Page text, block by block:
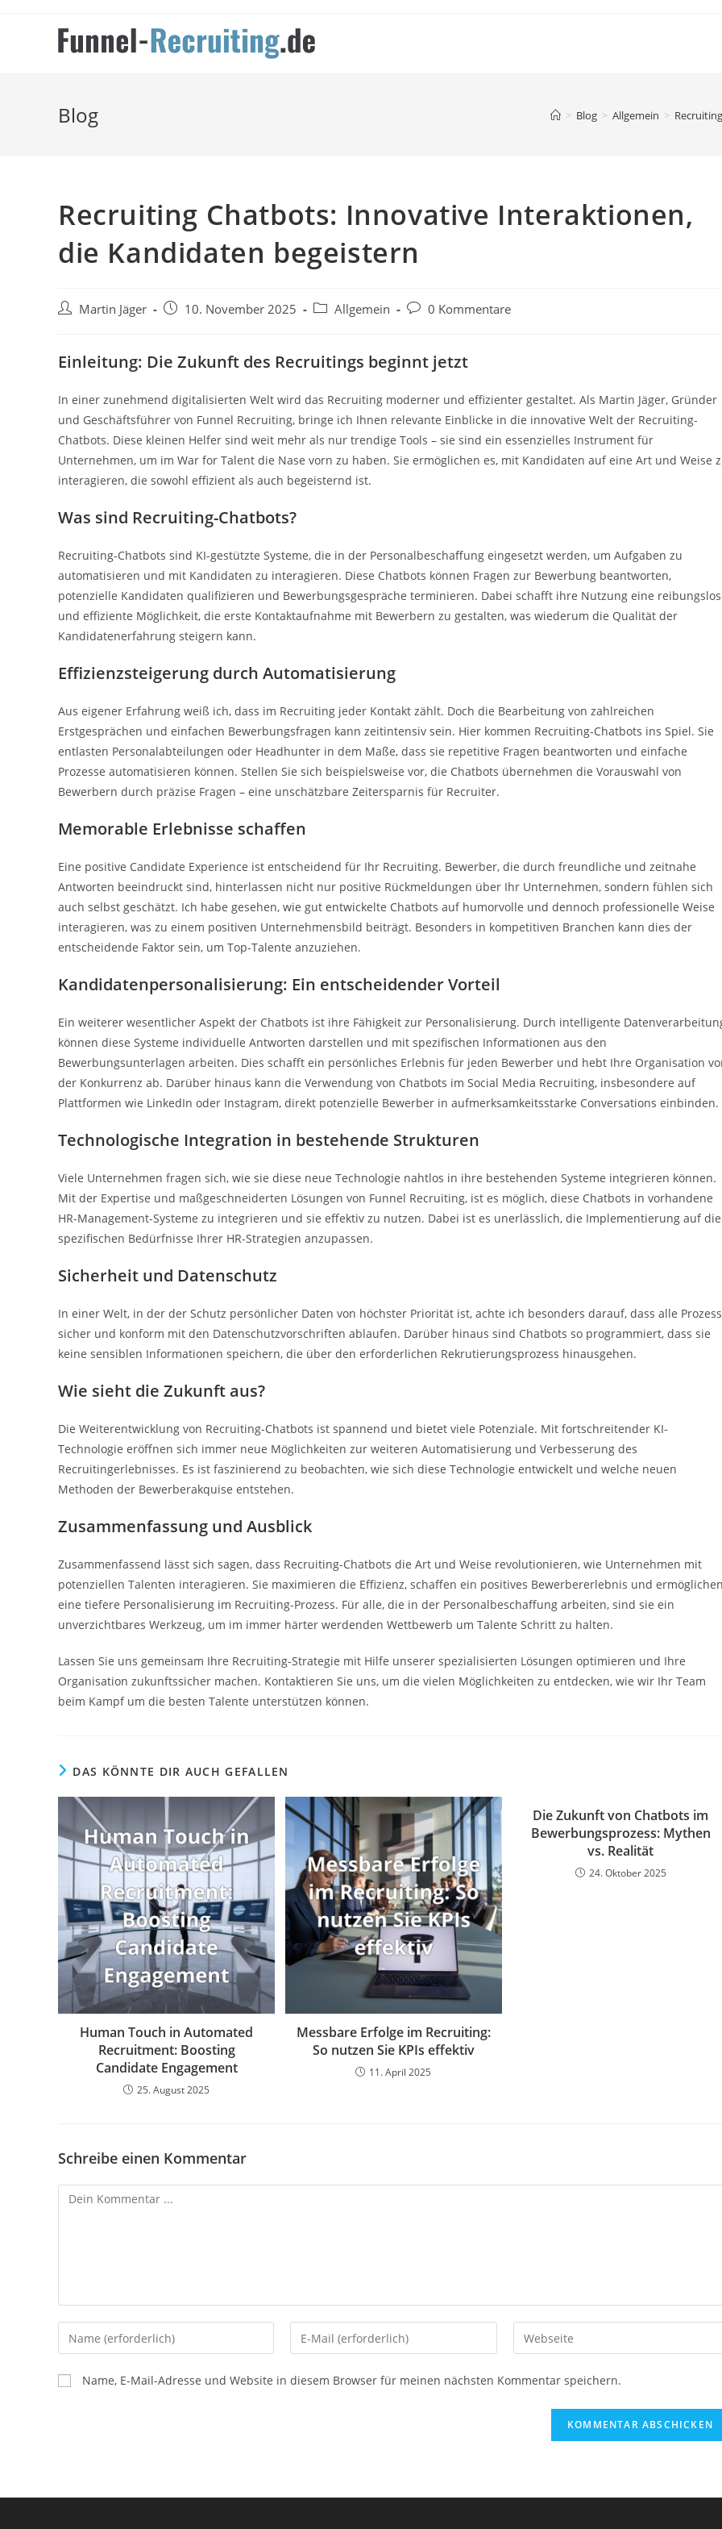
Blog > Blog > Allgemein >
Recruiting Chatbots: Innovative Interaktionen,
die Kandidaten begeistern
Beitrags-
Martin Jäger
Beitrag10. November 2025
Beitrags-
Allgemein
Beitrags-
0 Kommentare
Einleitung: Die Zukunft des Recruitings beginnt jetzt
In einer zunehmend digitalisierten Welt wird das Recruiting moderner und effizienter gestaltet. Als Martin Jäger, Gründer
und Geschäftsführer von Funnel Recruiting, bringe ich Ihnen relevante Einblicke in die innovative Welt der Recruiting-
Chatbots. Diese kleinen Helfer sind weit mehr als nur trendige Tools – sie sind ein essenzielles Instrument für
Unternehmen, um im War for Talent die Nase vorn zu haben. Sie ermöglichen es, mit Kandidaten auf eine Art und Weise
interagieren, die sowohl effizient als auch begeisternd ist.
Was sind Recruiting-Chatbots?
Recruiting-Chatbots sind KI-gestützte Systeme, die in der Personalbeschaffung eingesetzt werden, um Aufgaben zu
automatisieren und mit Kandidaten zu interagieren. Diese Chatbots können Fragen zur Bewerbung beantworten,
potenzielle Kandidaten qualifizieren und Bewerbungsgespräche terminieren. Dabei schafft ihre Nutzung eine
und effiziente Möglichkeit, die erste Kontaktaufnahme mit Bewerbern zu gestalten, was wiederum die Qualität der
Kandidatenerfahrung steigern kann.
Effizienzsteigerung durch Automatisierung
Aus eigener Erfahrung weiß ich, dass im Recruiting jeder Kontakt zählt. Doch die Bearbeitung von zahlreichen
Erstgesprächen und einfachen Bewerbungsfragen kann zeitintensiv sein. Hier kommen Recruiting-Chatbots ins Spiel. Sie
entlasten Personalabteilungen oder Headhunter in dem Maße, dass sie repetitive Fragen beantworten und einfache
Prozesse automatisieren können. Stellen Sie sich beispielsweise vor, die Chatbots übernehmen die Vorauswahl von
Bewerbern durch präzise Fragen – eine unschätzbare Zeitersparnis für Recruiter.
Memorable Erlebnisse schaffen
Eine positive Candidate Experience ist entscheidend für Ihr Recruiting. Bewerber, die durch freundliche und zeitnahe
Antworten beeindruckt sind, hinterlassen nicht nur positive Rückmeldungen über Ihr Unternehmen, sondern fühlen sich
auch selbst geschätzt. Ich habe gesehen, wie gut entwickelte Chatbots auf humorvolle und dennoch professionelle Weise
interagieren, was zu einem positiven Unternehmensbild beiträgt. Besonders in kompetitiven Branchen kann dies der
entscheidende Faktor sein, um Top-Talente anzuziehen.
Kandidatenpersonalisierung: Ein entscheidender Vorteil
Ein weiterer wesentlicher Aspekt der Chatbots ist ihre Fähigkeit zur Personalisierung. Durch intelligente
können diese Systeme individuelle Antworten darstellen und mit spezifischen Informationen aus den
Bewerbungsunterlagen arbeiten. Dies schafft ein persönliches Erlebnis für jeden Bewerber und hebt Ihre Organisation
der Konkurrenz ab. Darüber hinaus kann die Verwendung von Chatbots im Social Media Recruiting, insbesondere auf
Plattformen wie LinkedIn oder Instagram, direkt potenzielle Bewerber in aufmerksamkeitsstarke Conversations einbinden.
Technologische Integration in bestehende Strukturen
Viele Unternehmen fragen sich, wie sie diese neue Technologie nahtlos in ihre bestehenden Systeme integrieren können.
Mit der Expertise und maßgeschneiderten Lösungen von Funnel Recruiting, ist es möglich, diese Chatbots in vorhandene
HR-Management-Systeme zu integrieren und sie effektiv zu nutzen. Dabei ist es unerlässlich, die Implementierung auf die
spezifischen Bedürfnisse Ihrer HR-Strategien anzupassen.
Sicherheit und Datenschutz
In einer Welt, in der der Schutz persönlicher Daten von höchster Priorität ist, achte ich besonders darauf, dass alle
sicher und konform mit den Datenschutzvorschriften ablaufen. Darüber hinaus sind Chatbots so programmiert, dass sie
keine sensiblen Informationen speichern, die über den erforderlichen Rekrutierungsprozess hinausgehen.
Wie sieht die Zukunft aus?
Die Weiterentwicklung von Recruiting-Chatbots ist spannend und bietet viele Potenziale. Mit fortschreitender KI-
Technologie eröffnen sich immer neue Möglichkeiten zur weiteren Automatisierung und Verbesserung des
Recruitingerlebnisses. Es ist faszinierend zu beobachten, wie sich diese Technologie entwickelt und welche neuen
Methoden der Bewerberakquise entstehen.
Zusammenfassung und Ausblick
Zusammenfassend lässt sich sagen, dass Recruiting-Chatbots die Art und Weise revolutionieren, wie Unternehmen mit
potenziellen Talenten interagieren. Sie maximieren die Effizienz, schaffen ein positives Bewerbererlebnis und
eine tiefere Personalisierung im Recruiting-Prozess. Für alle, die in der Personalbeschaffung arbeiten, sind sie ein
unverzichtbares Werkzeug, um im immer härter werdenden Wettbewerb um Talente Schritt zu halten.
Lassen Sie uns gemeinsam Ihre Recruiting-Strategie mit Hilfe unserer spezialisierten Lösungen optimieren und Ihre
Organisation zukunftssicher machen. Kontaktieren Sie uns, um die vielen Möglichkeiten zu entdecken, wie wir Ihr Team
beim Kampf um die besten Talente unterstützen können.
DAS KÖNNTE DIR AUCH GEFALLEN
Human Touch in Automated
Recruitment: Boosting
Candidate Engagement
25. August 2025
Messbare Erfolge im Recruiting:
So nutzen Sie KPIs effektiv
11. April 2025
Die Zukunft von Chatbots im
Bewerbungsprozess: Mythen
vs. Realität
24. Oktober 2025
Schreibe einen Kommentar
Kommentieren
Gib
deinen
Namen
oder
Gib
deine
Gib
deine
Name, E-Mail-Adresse und Website in diesem Browser für meinen nächsten Kommentar speichern.